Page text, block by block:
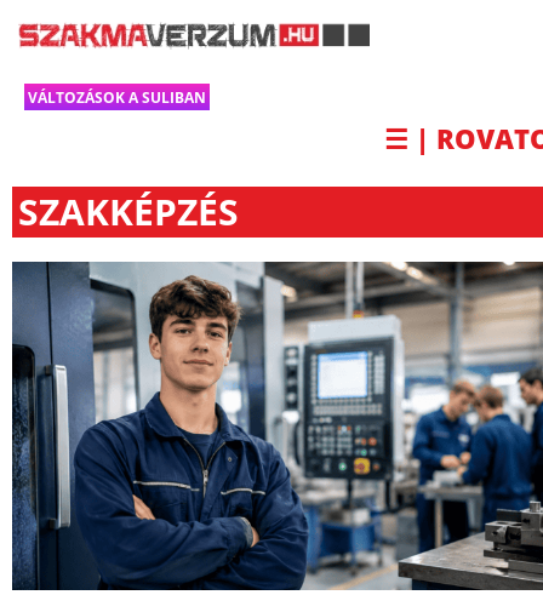
VÁLTOZÁSOK A SULIBAN
☰ |
SZAKKÉPZÉS